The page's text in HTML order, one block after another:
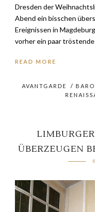
Dresden der
Abend ein bisschen
Ereignissen in
vorher ein paar
READ MORE
AVANTGARDE /
ÜBERZEUGEN